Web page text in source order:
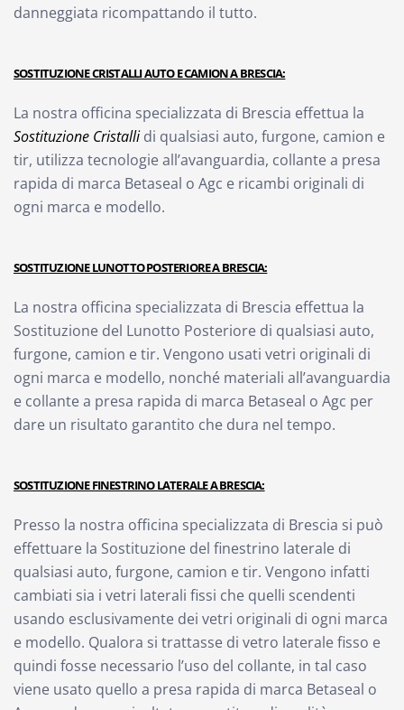
danneggiata ricompattando il tutto.
SOSTITUZIONE CRISTALLI AUTO E CAMION A BRESCIA:
La nostra officina specializzata di Brescia effettua la
Sostituzione Cristallidi qualsiasi auto, furgone, camion e
tir, utilizza tecnologie all’avanguardia, collante a presa
rapida di marca Betaseal o Agc e ricambi originali di
ogni marca e modello.
SOSTITUZIONE LUNOTTO POSTERIORE A BRESCIA:
La nostra officina specializzata di Brescia effettua la
Sostituzione del Lunotto Posteriore di qualsiasi auto,
furgone, camion e tir. Vengono usati vetri originali di
ogni marca e modello, nonché materiali all’avanguardia
e collante a presa rapida di marca Betaseal o Agc per
dare un risultato garantito che dura nel tempo.
SOSTITUZIONE FINESTRINO LATERALE A BRESCIA:
Presso la nostra officina specializzata di Brescia si può
effettuare la Sostituzione del finestrino laterale di
qualsiasi auto, furgone, camion e tir. Vengono infatti
cambiati sia i vetri laterali fissi che quelli scendenti
usando esclusivamente dei vetri originali di ogni marca
e modello. Qualora si trattasse di vetro laterale fisso e
quindi fosse necessario l’uso del collante, in tal caso
viene usato quello a presa rapida di marca Betaseal o